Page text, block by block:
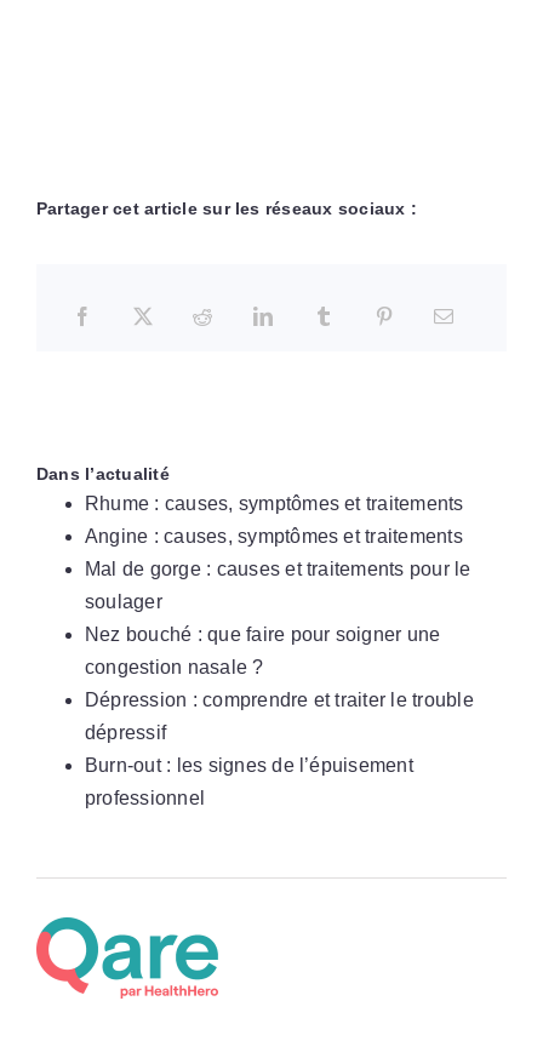
Partager cet article sur les réseaux sociaux :
Dans l’actualité
Rhume : causes, symptômes et traitements
Angine : causes, symptômes et traitements
Mal de gorge : causes et traitements pour le
soulager
Nez bouché : que faire pour soigner une
congestion nasale ?
Dépression : comprendre et traiter le trouble
dépressif
Burn-out : les signes de l’épuisement
professionnel